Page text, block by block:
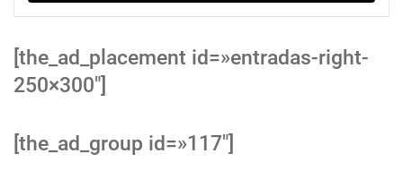
[the_ad_placement id=»entradas-right-
250×300″]
[the_ad_group id=»117″]